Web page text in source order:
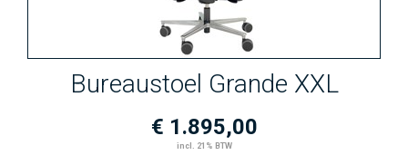
Bureaustoel Grande XXL
€ 1.895,00
incl. 21% BTW